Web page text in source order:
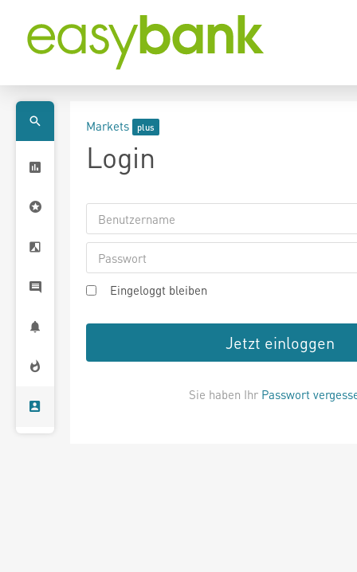
Markets
Login
Eingeloggt bleiben
Jetzt einloggen
Sie haben Ihr Passwort